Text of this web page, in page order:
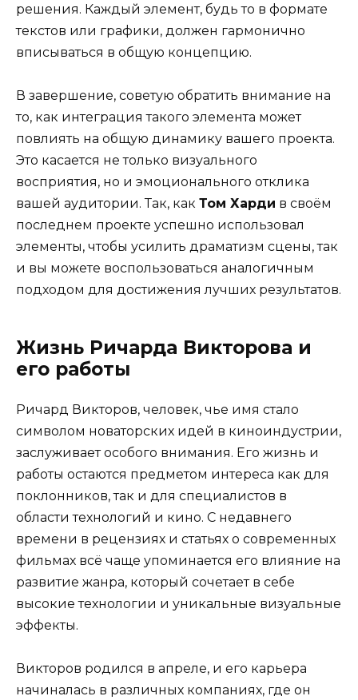
решения. Каждый элемент, будь то в формате
текстов или графики, должен гармонично
вписываться в общую концепцию.
В завершение, советую обратить внимание на
то, как интеграция такого элемента может
повлиять на общую динамику вашего проекта.
Это касается не только визуального
восприятия, но и эмоционального отклика
вашей аудитории. Так, как Том Харди в своём
последнем проекте успешно использовал
элементы, чтобы усилить драматизм сцены, так
и вы можете воспользоваться аналогичным
подходом для достижения лучших результатов.
Жизнь Ричарда Викторова и
его работы
Ричард Викторов, человек, чье имя стало
символом новаторских идей в киноиндустрии,
заслуживает особого внимания. Его жизнь и
работы остаются предметом интереса как для
поклонников, так и для специалистов в
области технологий и кино. С недавнего
времени в рецензиях и статьях о современных
фильмах всё чаще упоминается его влияние на
развитие жанра, который сочетает в себе
высокие технологии и уникальные визуальные
эффекты.
Викторов родился в апреле, и его карьера
начиналась в различных компаниях, где он